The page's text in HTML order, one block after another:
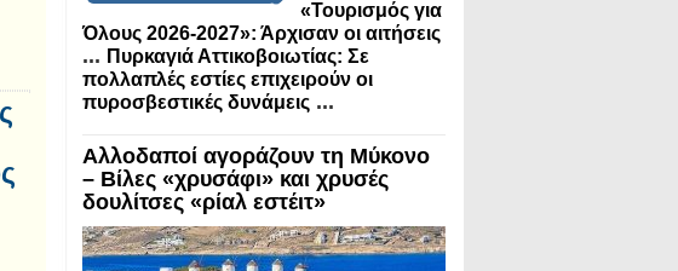
«Τουρισμός για
Όλους 2026-2027»: Άρχισαν οι αιτήσεις
... Πυρκαγιά Αττικοβοιωτίας: Σε
πολλαπλές εστίες επιχειρούν οι
πυροσβεστικές δυνάμεις ...
Αλλοδαποί αγοράζουν τη Μύκονο
– Βίλες «χρυσάφι» και χρυσές
δουλίτσες «ρίαλ εστέιτ»